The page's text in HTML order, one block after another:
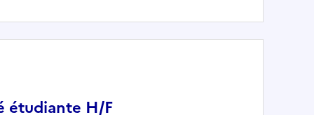
étudiante H/F